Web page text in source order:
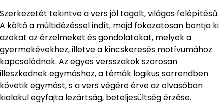
Szerkezetét tekintve a vers jól tagolt, világos felépítésű.
A költő a múltidézéssel indít, majd fokozatosan bontja ki
azokat az érzelmeket és gondolatokat, melyek a
gyermekévekhez, illetve a kincskeresés motívumához
kapcsolódnak. Az egyes versszakok szorosan
illeszkednek egymáshoz, a témák logikus sorrendben
követik egymást, s a vers végére érve az olvasóban
kialakul egyfajta lezártság, beteljesültség érzése.